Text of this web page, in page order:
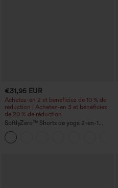
€31,95 EUR
Achetez-en 2 et bénéficiez de 10 % de
réduction | Achetez-en 3 et bénéficiez
de 20 % de réduction
SoftlyZero™ Shorts de yoga 2-en-1
InstantCool, super taille haute, aérés, 5''
avec poches — longueur allongée